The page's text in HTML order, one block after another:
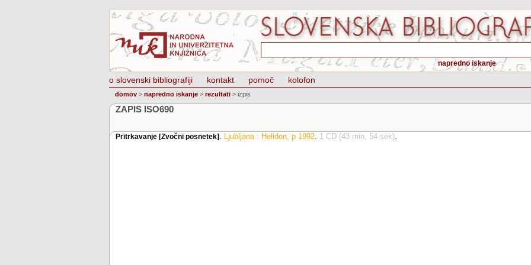
napredno iskanje
o slovenski bibliografiji kontakt pomoč kolofon
domov > napredno iskanje > rezultati > izpis
ZAPIS ISO690
Pritrkavanje [Zvočni posnetek] . Ljubljana : Helidon, p 1992. 1 CD (43 min, 54 sek).